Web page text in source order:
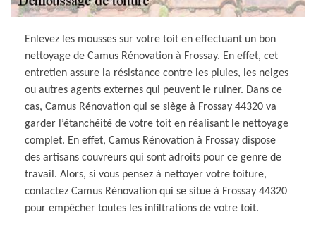
Enlevez les mousses sur votre toit en effectuant un bon
nettoyage de Camus Rénovation à Frossay. En effet, cet
entretien assure la résistance contre les pluies, les neiges
ou autres agents externes qui peuvent le ruiner. Dans ce
cas, Camus Rénovation qui se siège à Frossay 44320 va
garder l’étanchéité de votre toit en réalisant le nettoyage
complet. En effet, Camus Rénovation à Frossay dispose
des artisans couvreurs qui sont adroits pour ce genre de
travail. Alors, si vous pensez à nettoyer votre toiture,
contactez Camus Rénovation qui se situe à Frossay 44320
pour empêcher toutes les infiltrations de votre toit.